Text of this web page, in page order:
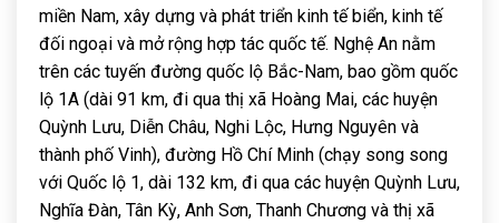
miền Nam, xây dựng và phát triển kinh tế biển, kinh tế
đối ngoại và mở rộng hợp tác quốc tế. Nghệ An nằm
trên các tuyến đường quốc lộ Bắc-Nam, bao gồm quốc
lộ 1A (dài 91 km, đi qua thị xã Hoàng Mai, các huyện
Quỳnh Lưu, Diễn Châu, Nghi Lộc, Hưng Nguyên và
thành phố Vinh), đường Hồ Chí Minh (chạy song song
với Quốc lộ 1, dài 132 km, đi qua các huyện Quỳnh Lưu,
Nghĩa Đàn, Tân Kỳ, Anh Sơn, Thanh Chương và thị xã